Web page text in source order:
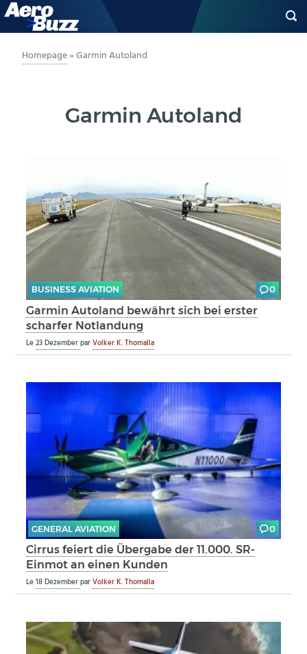
GENERAL AVIATION
LUFTVERKEHR
INDUSTRIE
HELIKOPTER
BERUFE
AERO-KULTUR
Homepage»Garmin Autoland
Garmin Autoland
BUSINESS AVIATION 0
Garmin Autoland bewährt sich bei erster
scharfer Notlandung
Le23 DezemberparVolker K. Thomalla
GENERAL AVIATION 0
Cirrus feiert die Übergabe der 11.000. SR-
Einmot an einen Kunden
Le18 DezemberparVolker K. Thomalla